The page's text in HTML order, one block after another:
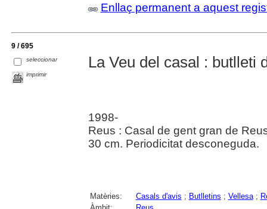
Enllaç permanent a aquest
9 / 695
seleccionar
imprimir
La Veu del casal : butlleti
1998-
Reus : Casal de gent gran de
30 cm. Periodicitat desconeguda.
Matèries: Casals d'avis ; Butlletins ; Vellesa;